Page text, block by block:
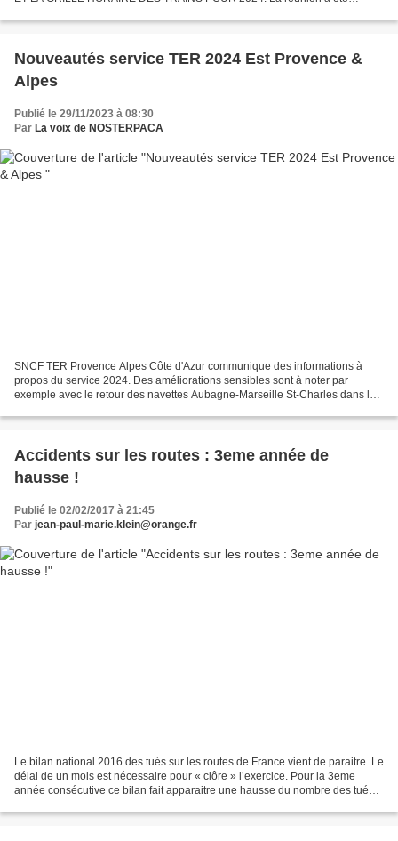
Nouveautés service TER 2024 Est Provence &
Alpes
Publié le 29/11/2023 à 08:30
Par La voix de NOSTERPACA
SNCF TER Provence Alpes Côte d'Azur communique des informations à
propos du service 2024. Des améliorations sensibles sont à noter par
exemple avec le retour des navettes Aubagne-Marseille St-Charles dans la
Accidents sur les routes : 3eme année de
hausse !
Publié le 02/02/2017 à 21:45
Par jean-paul-marie.klein@orange.fr
Le bilan national 2016 des tués sur les routes de France vient de paraitre. Le
délai de un mois est nécessaire pour « clôre » l’exercice. Pour la 3eme
année consécutive ce bilan fait apparaitre une hausse du nombre des tués.